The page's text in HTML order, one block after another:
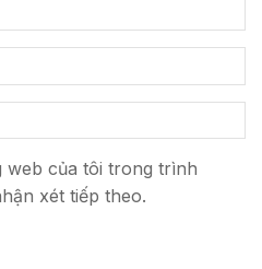
web của tôi trong trình
xét tiếp theo.